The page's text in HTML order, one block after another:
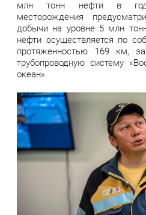
млн тонн нефти в
месторождения
добычи на уровне 5 млн
нефти осуществляется по
протяженностью 169 км,
трубопроводную систему
океан».